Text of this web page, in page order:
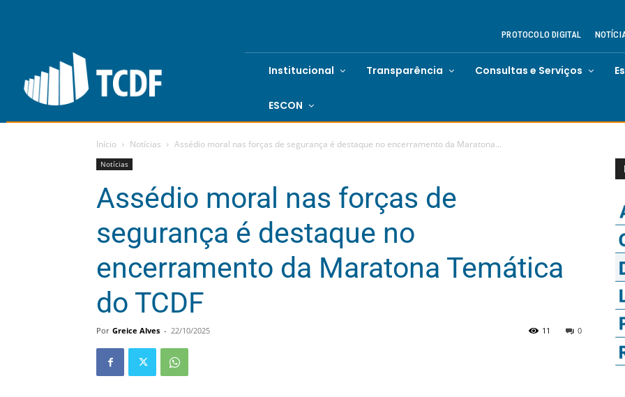
PROTOCOLO DIGITAL
Institucional Transparência Consultas e Serviços
ESCON
Início Notícias Assédio moral nas forças de segurança é destaque no encerramento da Maratona...
Notícias
Assédio moral nas forças de
segurança é destaque no
encerramento da Maratona Temática
do TCDF
Por Greice Alves - 22/10/2025 0
11